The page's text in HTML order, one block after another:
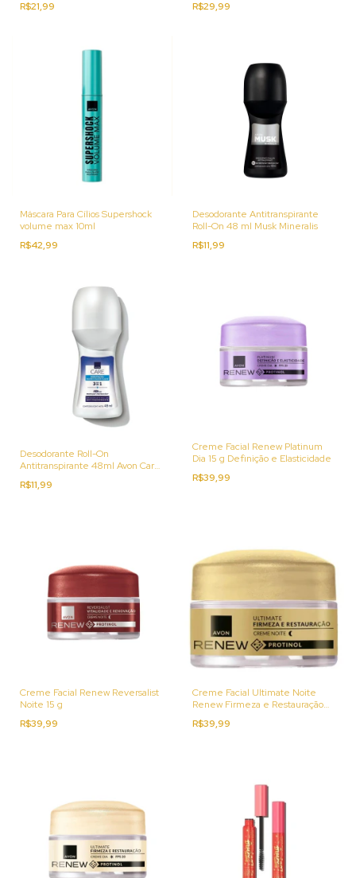
R$21,99 R$29,99
Máscara Para Cílios Supershock
volume max 10ml
R$42,99
Desodorante Antitranspirante
Roll-On 48 ml Musk Mineralis
R$11,99
Desodorante Roll-On
Antitranspirante 48ml Avon Care
R$11,99
Creme Facial Renew Platinum
Dia 15 g Definição e Elasticidade
R$39,99
Creme Facial Renew Reversalist
Noite 15 g
R$39,99
Creme Facial Ultimate Noite
Renew Firmeza e Restauração
R$39,99